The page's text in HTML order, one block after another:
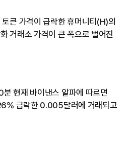
큰 가격이 급락한 휴머니티(H)의
거래소 가격이 큰 폭으로 벌어진
현재 바이낸스 알파에 따르면
급락한 0.005달러에 거래되고